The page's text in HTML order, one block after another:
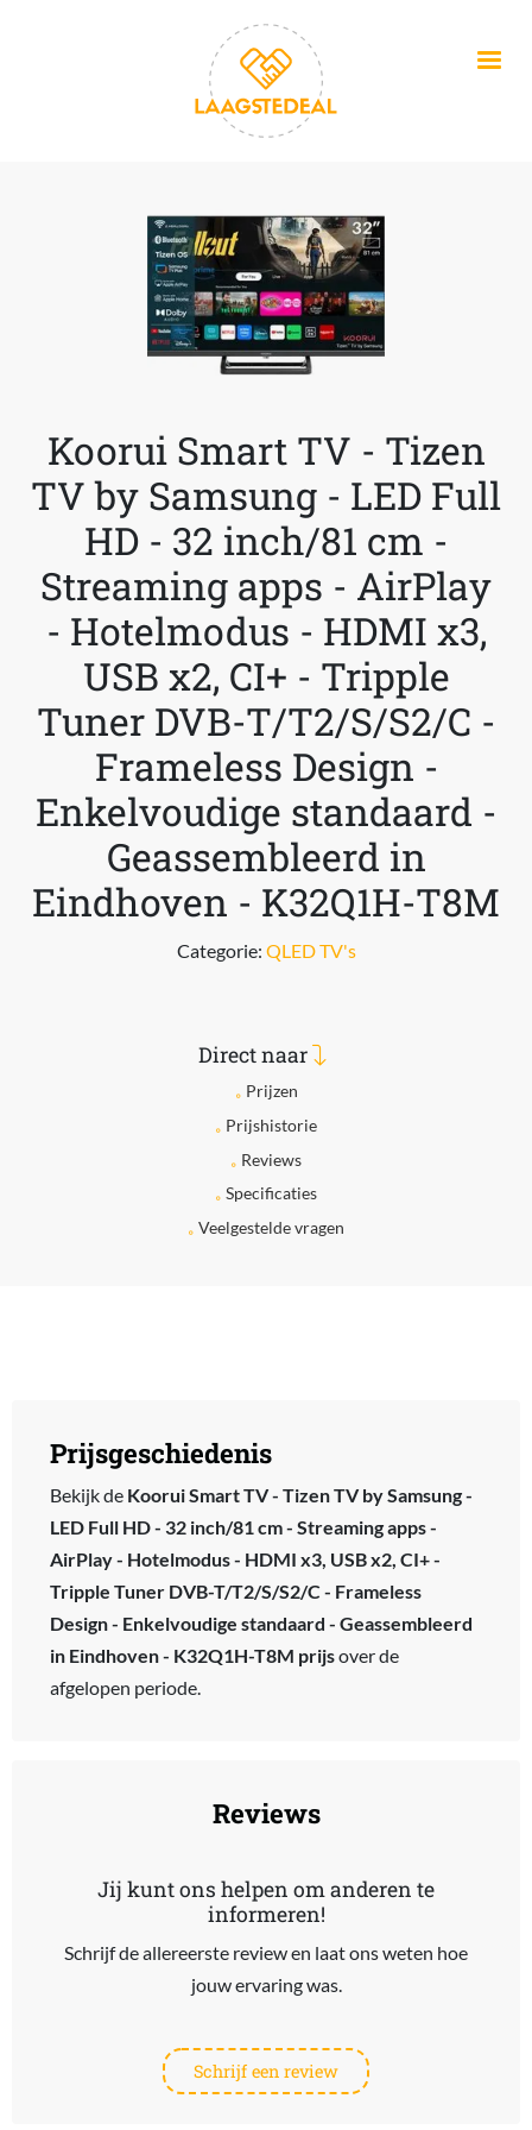
Koorui Smart TV - Tizen
TV by Samsung - LED Full
HD - 32 inch/81 cm -
Streaming apps - AirPlay
- Hotelmodus - HDMI x3,
USB x2, CI+ - Tripple
Tuner DVB-T/T2/S/S2/C -
Frameless Design -
Enkelvoudige standaard -
Geassembleerd in
Eindhoven - K32Q1H-T8M
Categorie: QLED TV's
Direct naar
Prijzen
Prijshistorie
Reviews
Specificaties
Veelgestelde vragen
Prijsgeschiedenis
Bekijk de Koorui Smart TV - Tizen TV by Samsung -
LED Full HD - 32 inch/81 cm - Streaming apps -
AirPlay - Hotelmodus - HDMI x3, USB x2, CI+ -
Tripple Tuner DVB-T/T2/S/S2/C - Frameless
Design - Enkelvoudige standaard - Geassembleerd
in Eindhoven - K32Q1H-T8M prijsover de
afgelopen periode.
Reviews
Jij kunt ons helpen om anderen te
informeren!
Schrijf de allereerste review en laat ons weten hoe
jouw ervaring was.
Schrijf een review